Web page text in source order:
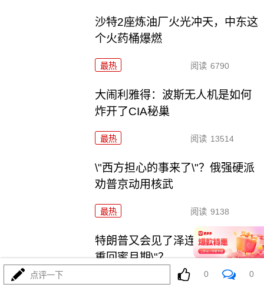
沙特2座炼油厂火光冲天，中东这
个火药桶爆燃
最热 阅读 6790
大闹利雅得：波斯无人机是如何
炸开了CIA秘巢
最热 阅读 13514
\"西方担心的事来了\"？俄强硬派
劝普京动用核武
最热 阅读 9138
特朗普又会见了泽连斯基，\"美乌
重回蜜月期\"？
最热
点评一下 0 0